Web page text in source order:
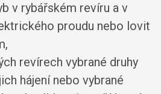
v rybářském revíru a v
proudu nebo lovit
revírech vybrané druhy
hájení nebo vybrané